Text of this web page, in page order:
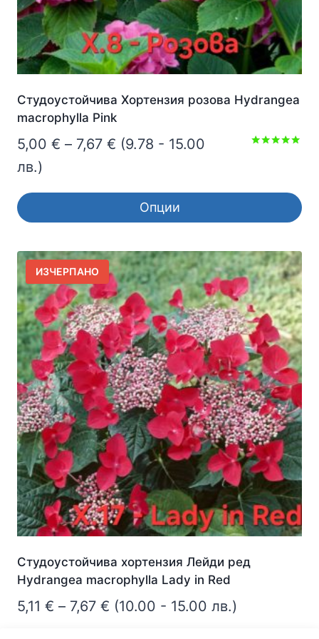
page
Студоустойчива Хортензия розова Hydrangea
macrophylla Pink
5,00 € – 7,67 € Price
5,00 €
through
(9.78 - 15.00
лв.)
Опции
product
has
multiple
variants.
The
options
may
be
chosen
on
the
product
page
ИЗЧЕРПАНО
Студоустойчива хортензия Лейди ред
Hydrangea macrophylla Lady in Red
5,11 € – 7,67 € Price
(10.00 - 15.00 лв.)